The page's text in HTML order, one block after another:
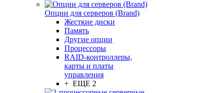
Опции для серверов (Brand)
Жесткие диски
Память
Другие опции
Процессоры
RAID-контроллеры,
карты и платы
управления
+ ЕЩЕ 2